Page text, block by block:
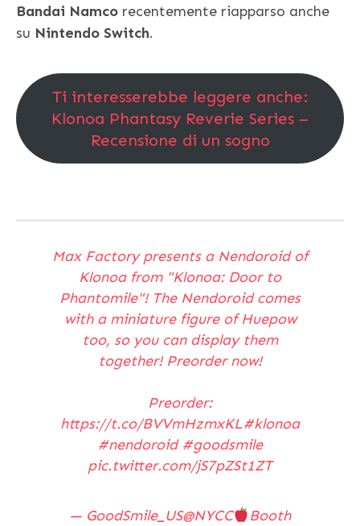
Bandai Namco recentemente riapparso anche
su Nintendo Switch.
Ti interesserebbe leggere anche:
Klonoa Phantasy Reverie Series –
Recensione di un sogno
Max Factory presents a Nendoroid of
Klonoa from "Klonoa: Door to
Phantomile"! The Nendoroid comes
with a miniature figure of Huepow
too, so you can display them
together! Preorder now!
Preorder:
https://t.co/BVVmHzmxKL#klonoa
#nendoroid #goodsmile
pic.twitter.com/jS7pZSt1ZT
— GoodSmile_US@NYCC
Booth